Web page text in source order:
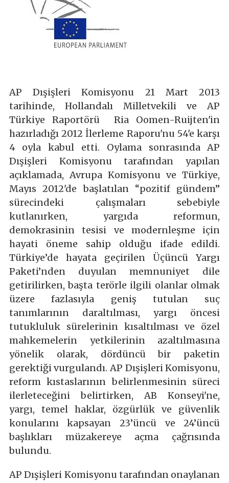
AP Dışişleri Komisyonu 21 Mart 2013
tarihinde, Hollandalı Milletvekili ve AP
Türkiye Raportörü Ria Oomen-Ruijten'in
hazırladığı 2012 İlerleme Raporu'nu 54'e karşı
4 oyla kabul etti. Oylama sonrasında AP
Dışişleri Komisyonu tarafından yapılan
açıklamada, Avrupa Komisyonu ve Türkiye,
Mayıs 2012'de başlatılan “pozitif gündem”
sürecindeki çalışmaları sebebiyle
kutlanırken, yargıda reformun,
demokrasinin tesisi ve modernleşme için
hayati öneme sahip olduğu ifade edildi.
Türkiye’de hayata geçirilen Üçüncü Yargı
Paketi’nden duyulan memnuniyet dile
getirilirken, başta terörle ilgili olanlar olmak
üzere fazlasıyla geniş tutulan suç
tanımlarının daraltılması, yargı öncesi
tutukluluk sürelerinin kısaltılması ve özel
mahkemelerin yetkilerinin azaltılmasına
yönelik olarak, dördüncü bir paketin
gerektiği vurgulandı. AP Dışişleri Komisyonu,
reform kıstaslarının belirlenmesinin süreci
ilerleteceğini belirtirken, AB Konseyi'ne,
yargı, temel haklar, özgürlük ve güvenlik
konularını kapsayan 23’üncü ve 24’üncü
başlıkları müzakereye açma çağrısında
bulundu.
AP Dışişleri Komisyonu tarafından onaylanan